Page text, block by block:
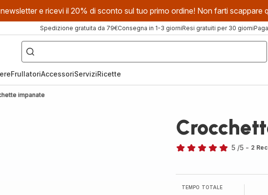
e ricevi il 20% di sconto sul tuo primo ordine! Non farti scappare
Spedizione gratuita da 79€Consegna in 1-3 giorniResi gratuiti per 30 giorni
Cosa
stai
cercando?
FrullatoriAccessoriServiziRicette
impanate
cinque
stelle
5 /5 - 2
TEMPO TOTALE